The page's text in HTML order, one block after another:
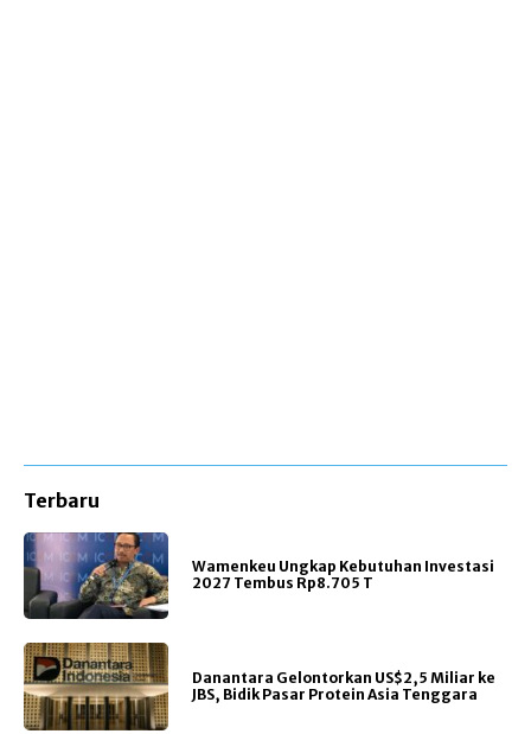
Terbaru
Wamenkeu Ungkap Kebutuhan Investasi
2027 Tembus Rp8.705 T
Danantara Gelontorkan US$2,5 Miliar ke
JBS, Bidik Pasar Protein Asia Tenggara